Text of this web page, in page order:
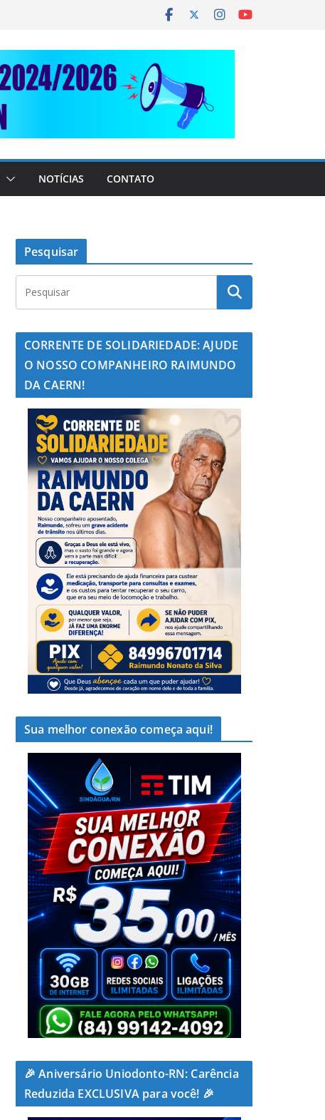
NOTÍCIAS CONTATO
Pesquisar
CORRENTE DE SOLIDARIEDADE: AJUDE
O NOSSO COMPANHEIRO RAIMUNDO
DA CAERN!
Sua melhor conexão começa aqui!
🎉 Aniversário Uniodonto-RN: Carência
Reduzida EXCLUSIVA para você! 🎉